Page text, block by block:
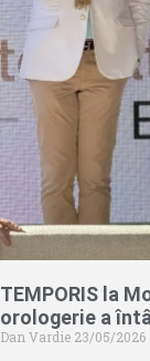
TEMPORIS la
orologerie a
Dan Vardie 23/05/2026